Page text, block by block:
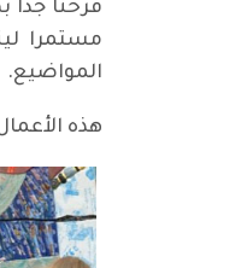
مستمرا
المواضيع.